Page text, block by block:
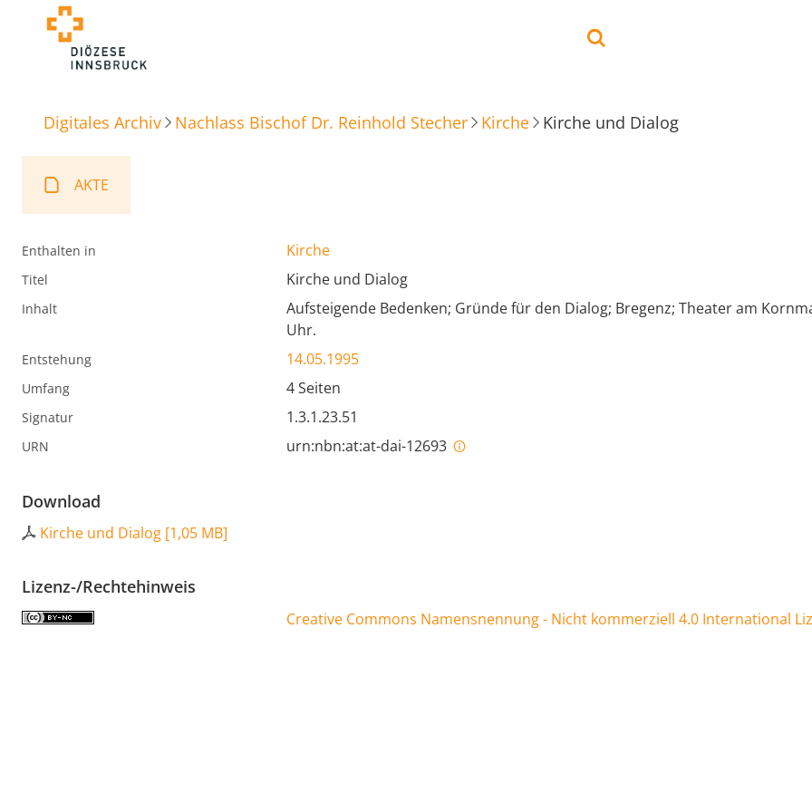
Digitales Archiv Nachlass Bischof Dr. Reinhold Stecher Kirche Kirche und Dialog
AKTE
Enthalten in Kirche
Titel Kirche und Dialog
Inhalt
Aufsteigende Bedenken; Gründe für den Dialog; Bregenz; Theater am
Uhr.
Entstehung 14.05.1995
Umfang 4 Seiten
Signatur 1.3.1.23.51
URN urn:nbn:at:at-dai-12693
Download
Kirche und Dialog [1,05 MB]
Lizenz-/Rechtehinweis
Creative Commons Namensnennung - Nicht kommerziell 4.0 International